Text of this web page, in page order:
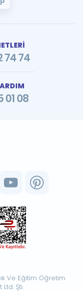
74 74
01 08
Ve Eğitim Öğretim
Şti.